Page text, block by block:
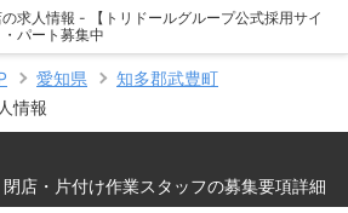
求人情報 - 【トリドールグループ公式採用サイ
パート募集中
愛知県
知多郡武豊町
情報
閉店・片付け作業スタッフの募集要項詳細